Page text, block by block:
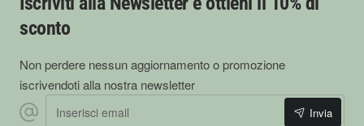
sconto
Non perdere nessun aggiornamento o promozione
iscrivendoti alla nostra newsletter
Inserisci
email
Invia